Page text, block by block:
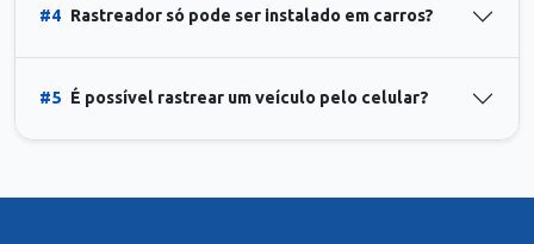
#4 Rastreador só pode ser instalado em carros?
#5 É possível rastrear um veículo pelo celular?